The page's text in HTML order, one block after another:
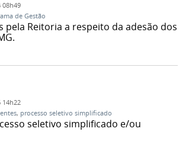
08h49
de Gestão
Reitoria a respeito da adesão dos
14h22
, processo seletivo simplificado
seletivo simplificado e/ou